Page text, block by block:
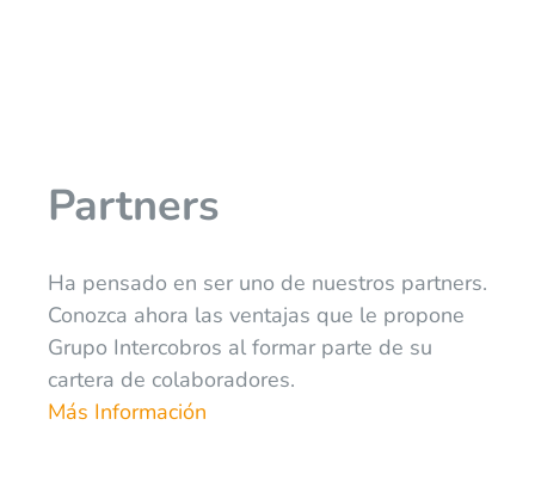
Partners
Ha pensado en ser uno de nuestros partners.
Conozca ahora las ventajas que le propone
Grupo Intercobros al formar parte de su
cartera de colaboradores.
Más Información